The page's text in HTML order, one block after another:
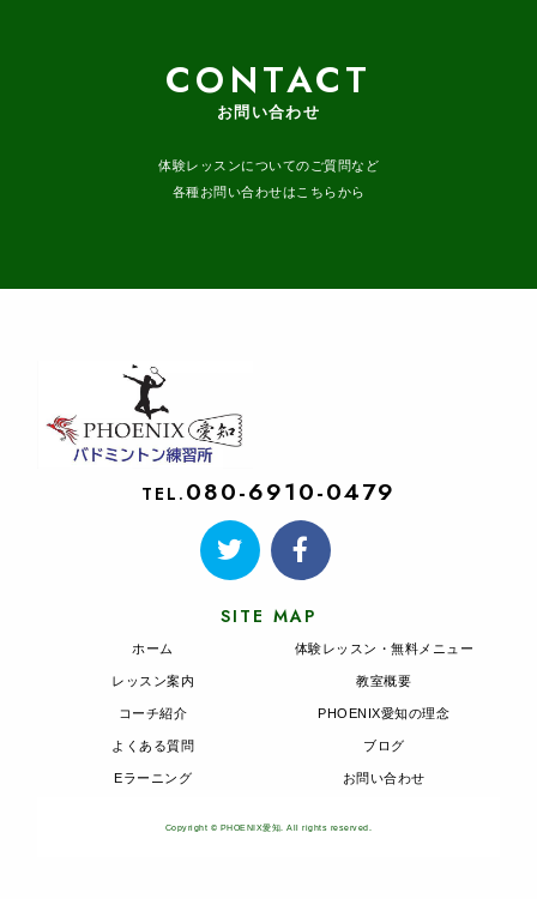
CONTACT
お問い合わせ
体験レッスンについてのご質問など
各種お問い合わせはこちらから
TEL. 080-6910-0479
SITE MAP
ホーム
レッスン案内
コーチ紹介
よくある質問
Eラーニング
体験レッスン・無料メニュー
教室概要
PHOENIX愛知の理念
ブログ
お問い合わせ
Copyright © PHOENIX愛知. All rights reserved.